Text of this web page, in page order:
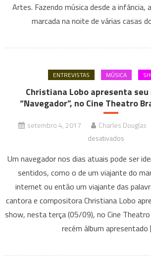
“Sem
Pressa
Artes. Fazendo música desde a infância,
marcada na noite de várias casas
ENTREVISTAS MÚSICA
Christiana Lobo apresenta seu
“Navegador”, no Cine Theatro
setembro 4, 2017 Charles Douglas
desativados
Lobo
seu
novo
álbum
Um navegador nos dias atuais pode ser
sentidos, como o de um viajante do
internet ou então um viajante das
cantora e compositora Christiana Lobo
show, nesta terça (05/09), no Cine
recém álbum